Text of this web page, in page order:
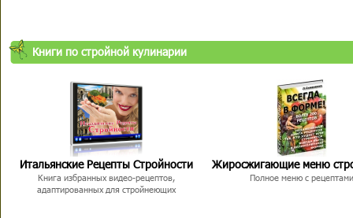
Книги по стройной кулинарии
Итальянские Рецепты Стройности
Книга избранных видео-рецептов,
адаптированных для стройнеющих
Жиросжигающие меню
Полное меню с рецептами